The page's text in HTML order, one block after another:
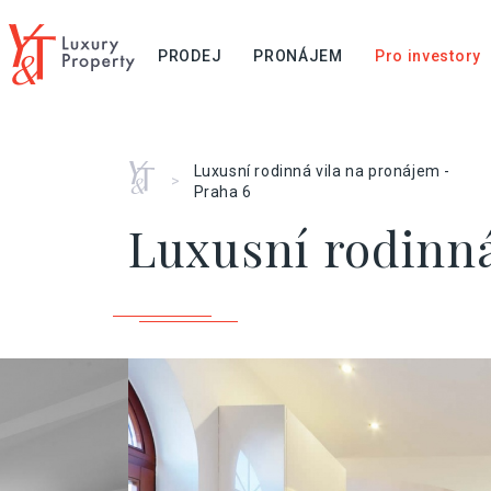
PRODEJ PRONÁJEM Pro investory
Home
>
Luxusní rodinná vila na pronájem -
Praha 6
Luxusní